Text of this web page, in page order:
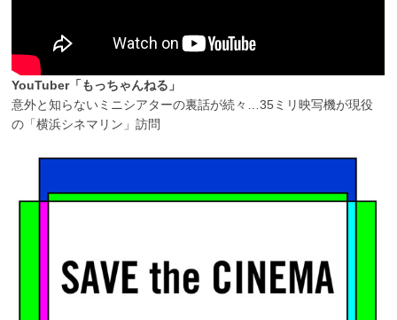
YouTuber「もっちゃんねる」
意外と知らないミニシアターの裏話が続々…35ミリ映写機が現役
の「横浜シネマリン」訪問